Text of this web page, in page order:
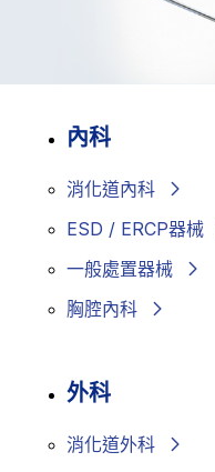
內科
消化道內科
ESD / ERCP器械
一般處置器械
胸腔內科
外科
消化道外科